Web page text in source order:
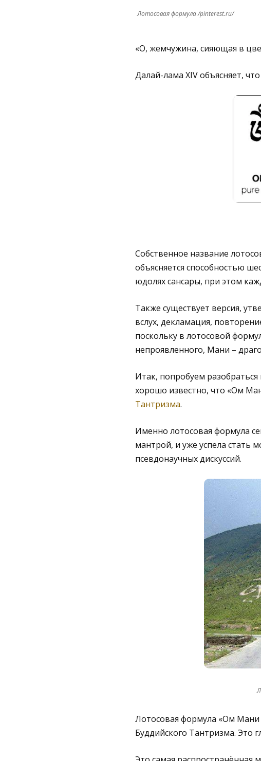
Лотосовая формула /pinterest.ru/
«О, жемчужина, сияющая в
Далай-лама XIV объясняет,
Собственное название
объясняется способностью
юдолях сансары, при этом
Также существует версия,
вслух, декламация,
поскольку в лотосовой
непроявленного, Мани –
Итак, попробуем
хорошо известно, что «Ом
Тантризма.
Именно лотосовая формула
мантрой, и уже успела стать
псевдонаучных дискуссий.
Лотосовая формула «Ом Мани
Буддийского Тантризма. Это